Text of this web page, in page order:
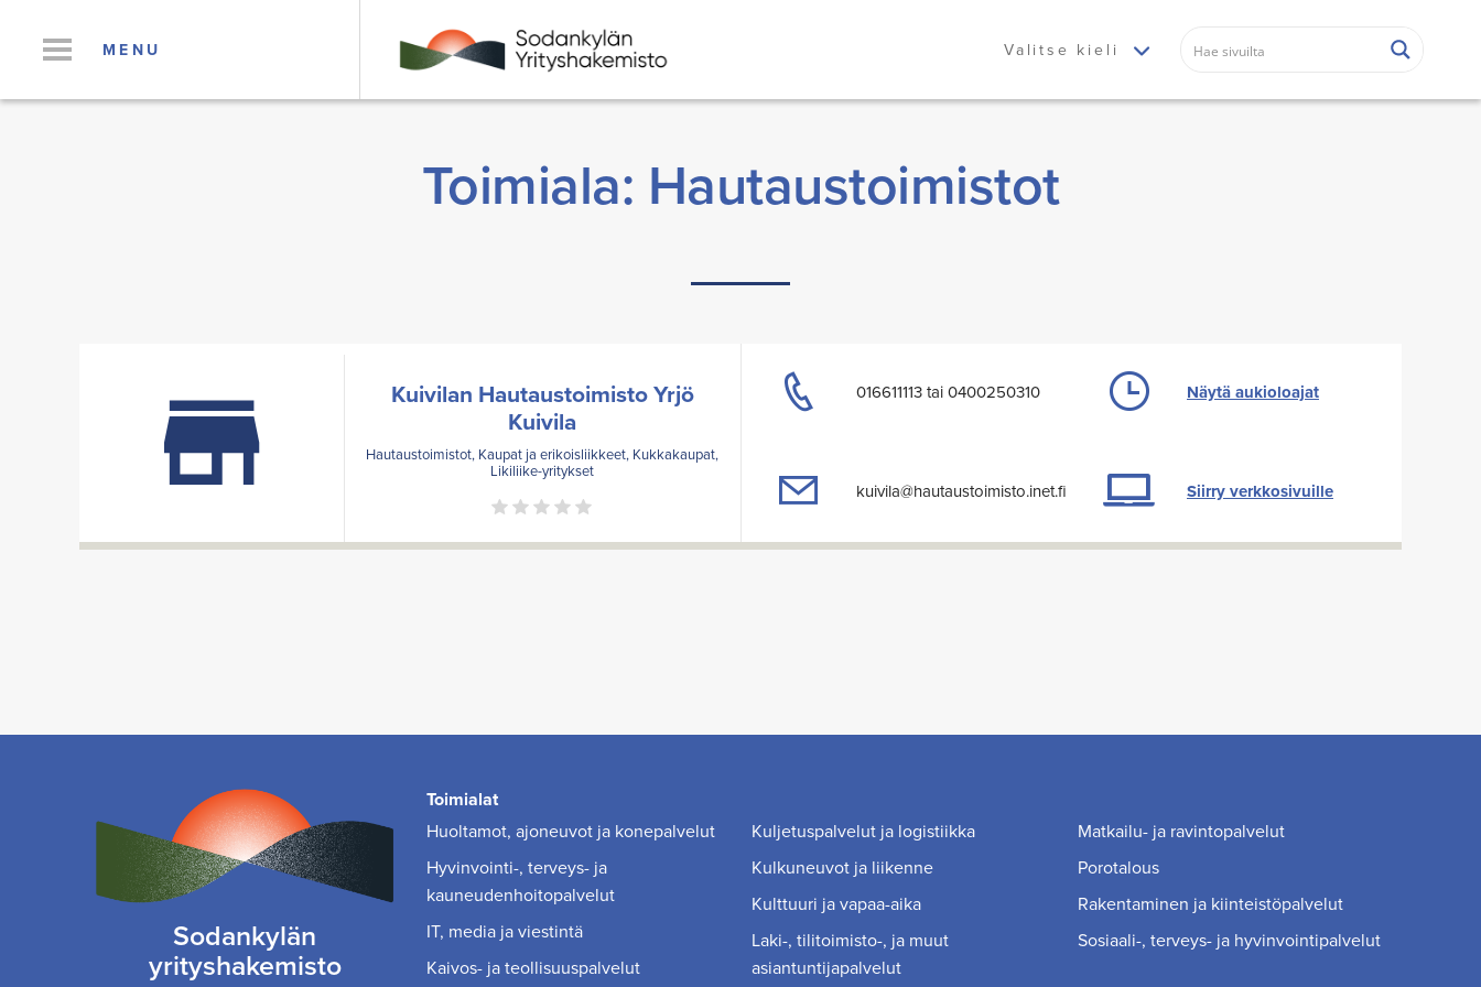
MENU Valitse kieli
Toimiala: Hautaustoimistot
Kuivilan Hautaustoimisto Yrjö
Kuivila
Hautaustoimistot, Kaupat ja erikoisliikkeet, Kukkakaupat,
Likiliike-yritykset
016611113 tai 0400250310
kuivila@hautaustoimisto.inet.fi
Näytä aukioloajat
Siirry verkkosivuille
Sodankylän
yrityshakemisto
Toimialat
Huoltamot, ajoneuvot ja konepalvelut
Hyvinvointi-, terveys- ja
kauneudenhoitopalvelut
IT, media ja viestintä
Kaivos- ja teollisuuspalvelut
Kuljetuspalvelut ja logistiikka
Kulkuneuvot ja liikenne
Kulttuuri ja vapaa-aika
Laki-, tilitoimisto-, ja muut
asiantuntijapalvelut
Matkailu- ja ravintopalvelut
Porotalous
Rakentaminen ja kiinteistöpalvelut
Sosiaali-, terveys- ja hyvinvointipalvelut